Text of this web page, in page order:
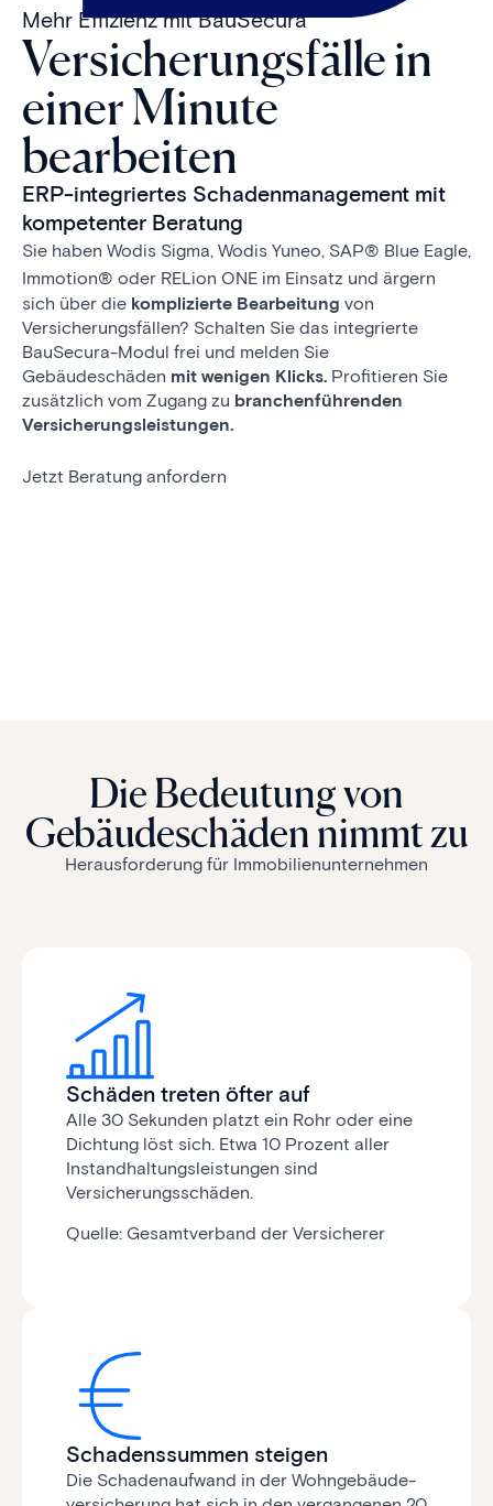
Mehr Effizienz mit BauSecura
Versicherungsfälle in
einer Minute
bearbeiten
ERP-integriertes Schadenmanagement mit
kompetenter Beratung
Sie haben Wodis Sigma, Wodis Yuneo, SAP® Blue Eagle,
Immotion® oder RELion ONE im Einsatz und ärgern
sich über die komplizierte Bearbeitung von
Versicherungsfällen? Schalten Sie das integrierte
BauSecura-Modul frei und melden Sie
Gebäudeschäden mit wenigen Klicks. Profitieren Sie
zusätzlich vom Zugang zu branchenführenden
Versicherungsleistungen.
Jetzt Beratung anfordern
Die Bedeutung von
Gebäudeschäden nimmt zu
Herausforderung für Immobilienunternehmen
Schäden treten öfter auf
Alle 30 Sekunden platzt ein Rohr oder eine
Dichtung löst sich. Etwa 10 Prozent aller
Instandhaltungsleistungen sind
Versicherungs­schäden.
Quelle: Gesamtverband der Versicherer
Schadenssummen steigen
Die Schadenaufwand in der Wohn­gebäude­